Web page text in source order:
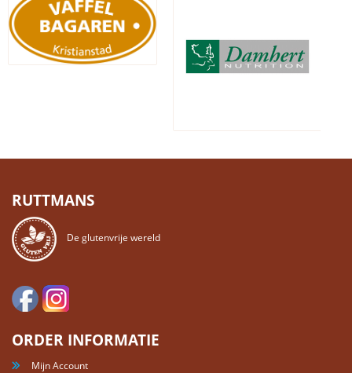
RUTTMANS
De glutenvrije wereld
ORDER INFORMATIE
Mijn Account